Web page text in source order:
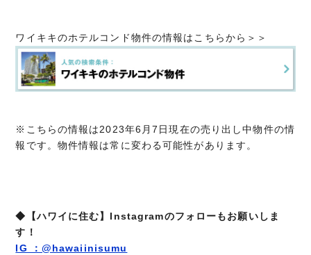
ワイキキのホテルコンド物件の情報はこちらから＞＞
※こちらの情報は2023年6月7日現在の売り出し中物件の情
報です。物件情報は常に変わる可能性があります。
◆【ハワイに住む】Instagramのフォローもお願いしま
す！
IG ：@hawaiinisumu